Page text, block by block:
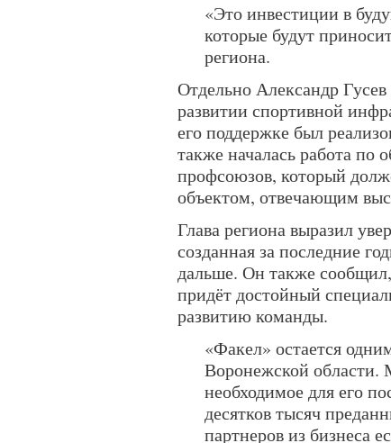
«Это инвестиции в
которые будут
региона.
Отдельно Александр
развитии спортивной
его поддержке был
также началась работа по
профсоюзов, который
объектом, отвечающим
Глава региона выразил
созданная за последние
дальше. Он также
придёт достойный
развитию команды.
«Факел» остается
Воронежской области.
необходимое для его
десятков тысяч
партнеров из бизнеса